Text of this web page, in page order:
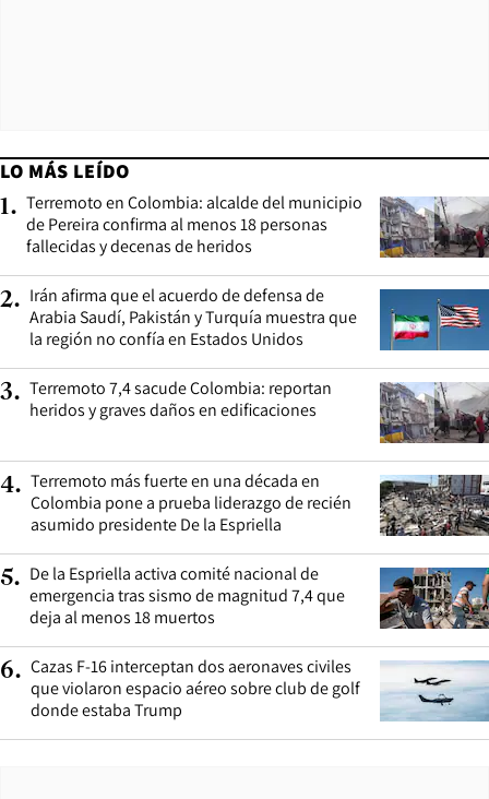
LO MÁS LEÍDO
1. Terremoto en Colombia: alcalde del municipio
de Pereira confirma al menos 18 personas
fallecidas y decenas de heridos
2. Irán afirma que el acuerdo de defensa de
Arabia Saudí, Pakistán y Turquía muestra que
la región no confía en Estados Unidos
3. Terremoto 7,4 sacude Colombia: reportan
heridos y graves daños en edificaciones
4. Terremoto más fuerte en una década en
Colombia pone a prueba liderazgo de recién
asumido presidente De la Espriella
5. De la Espriella activa comité nacional de
emergencia tras sismo de magnitud 7,4 que
deja al menos 18 muertos
6. Cazas F-16 interceptan dos aeronaves civiles
que violaron espacio aéreo sobre club de golf
donde estaba Trump